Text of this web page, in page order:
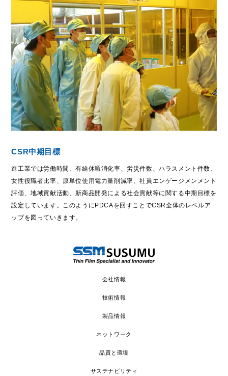
CSR中期目標
進工業では労働時間、有給休暇消化率、労災件数、ハラスメント件数、
女性役職者比率、原単位使用電力量削減率、社員エンゲージメンメント
評価、地域貢献活動、新商品開発による社会貢献等に関する中期目標を
設定しています。このようにPDCAを回すことでCSR全体のレベルア
ップを図っていきます。
会社情報
技術情報
製品情報
ネットワーク
品質と環境
サステナビリティ